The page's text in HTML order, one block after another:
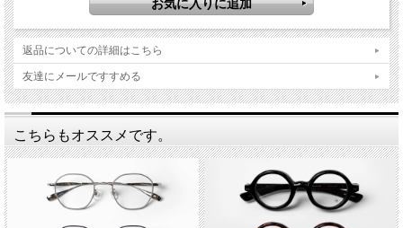
返品についての詳細はこちら
友達にメールですすめる
こちらもオススメです。